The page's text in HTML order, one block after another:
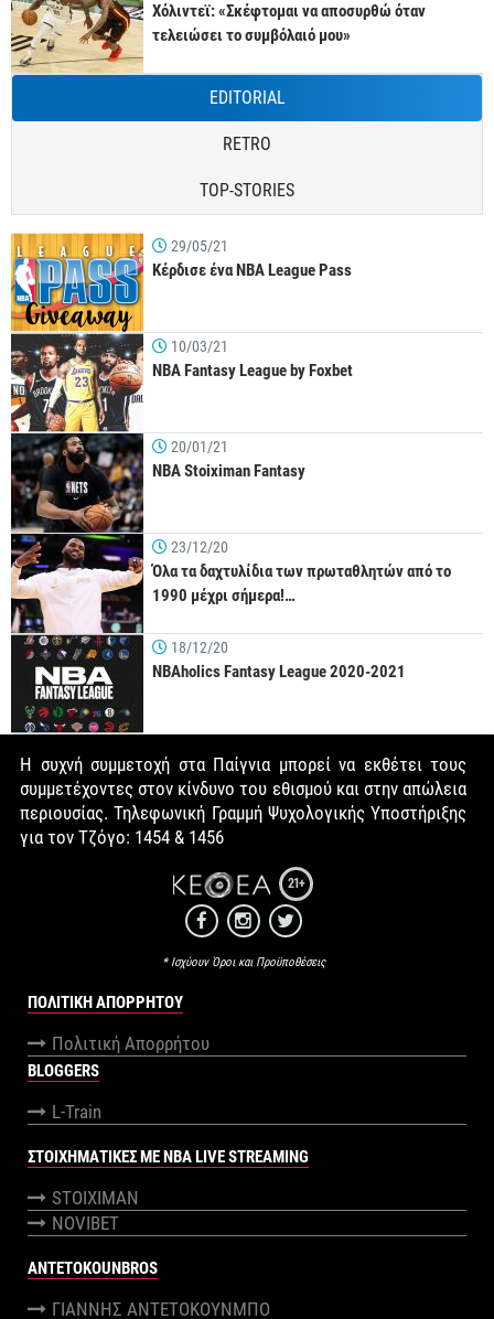
Χόλιντεϊ: «Σκέφτομαι να αποσυρθώ όταν
τελειώσει το συμβόλαιό μου»
EDITORIAL
RETRO
TOP-STORIES
29/05/21
Κέρδισε ένα NBA League Pass
10/03/21
NBA Fantasy League by Foxbet
20/01/21
NBA Stoiximan Fantasy
23/12/20
Όλα τα δαχτυλίδια των πρωταθλητών από το
1990 μέχρι σήμερα!…
18/12/20
NBAholics Fantasy League 2020-2021
Η συχνή συμμετοχή στα Παίγνια μπορεί να εκθέτει τους
συμμετέχοντες στον κίνδυνο του εθισμού και στην απώλεια
περιουσίας. Τηλεφωνική Γραμμή Ψυχολογικής Υποστήριξης
για τον Τζόγο: 1454 & 1456
21+
* Ισχύουν Όροι και Προϋποθέσεις
ΠΟΛΙΤΙΚΉ ΑΠΟΡΡΉΤΟΥ
Πολιτική Απορρήτου
BLOGGERS
L-Train
ΣΤΟΙΧΗΜΑΤΙΚΕΣ ΜΕ NBA LIVE STREAMING
STOIXIMAN
NOVIBET
ANTETOKOUNBROS
ΓΙΑΝΝΗΣ ΑΝΤΕΤΟΚΟΥΝΜΠΟ